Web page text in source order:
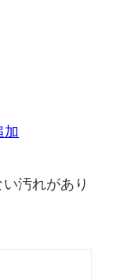
加
汚れがあり